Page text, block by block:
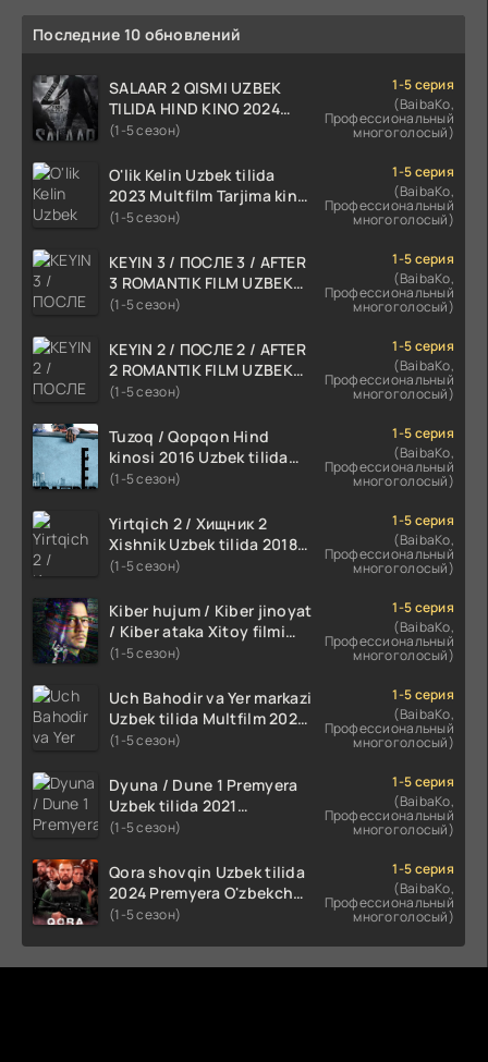
Последние 10 обновлений
SALAAR 2 QISMI UZBEK
TILIDA HIND KINO 2024
TARJIMA 720p HD Skachat
(1-5 сезон)
1-5 серия
(BaibaKo,
Профессиональный
многоголосый)
O'lik Kelin Uzbek tilida
2023 Multfilm Tarjima kino
skachat
(1-5 сезон)
1-5 серия
(BaibaKo,
Профессиональный
многоголосый)
KEYIN 3 / ПОСЛЕ 3 / AFTER
3 ROMANTIK FILM UZBEK
TILIDA 2021 TARJIMA FILM
(1-5 сезон)
1-5 серия
(BaibaKo,
Профессиональный
многоголосый)
KEYIN 2 / ПОСЛЕ 2 / AFTER
2 ROMANTIK FILM UZBEK
TILIDA 2020 TARJIMA FILM
(1-5 сезон)
1-5 серия
(BaibaKo,
Профессиональный
многоголосый)
Tuzoq / Qopqon Hind
kinosi 2016 Uzbek tilida
tarjima film HD
(1-5 сезон)
1-5 серия
(BaibaKo,
Профессиональный
многоголосый)
Yirtqich 2 / Хищник 2
Xishnik Uzbek tilida 2018-
2024 O'zbekcha tarjima
(1-5 сезон)
1-5 серия
(BaibaKo,
Профессиональный
многоголосый)
Kiber hujum / Kiber jinoyat
/ Kiber ataka Xitoy filmi
Uzbek tilida O'zbekcha
HD skachat
(1-5 сезон)
1-5 серия
(BaibaKo,
Профессиональный
многоголосый)
Uch Bahodir va Yer markazi
Uzbek tilida Multfilm 2025
tarjima HD skachat
(1-5 сезон)
1-5 серия
(BaibaKo,
Профессиональный
многоголосый)
Dyuna / Dune 1 Premyera
Uzbek tilida 2021
O'zbekcha tarjima kino HD
(1-5 сезон)
1-5 серия
(BaibaKo,
Профессиональный
многоголосый)
Qora shovqin Uzbek tilida
2024 Premyera O'zbekcha
tarjima kino HD skachat
(1-5 сезон)
1-5 серия
(BaibaKo,
Профессиональный
многоголосый)